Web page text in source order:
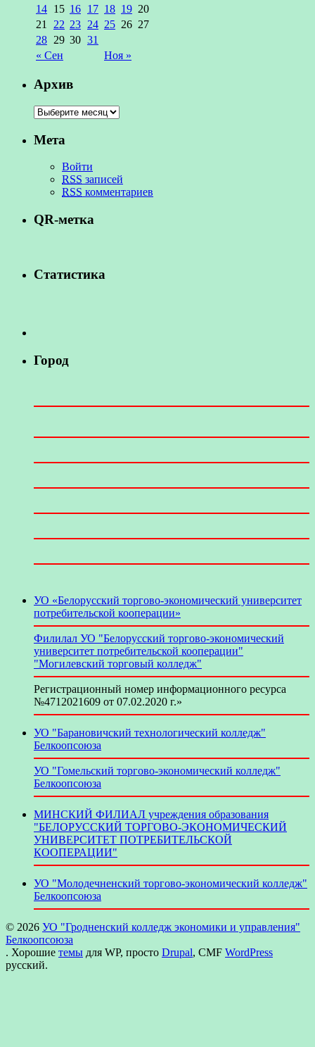
« Сен Ноя »
14 15 16 17 18 19 20
21
22 23 24 25 26 27
28 29 30 31
Архив
Мета
Войти
RSS записей
RSS комментариев
QR-метка
Статистика
Город
УО «Белорусский торгово-экономический университет
потребительской кооперации»
Филилал УО "Белорусский торгово-экономический
университет потребительской кооперации"
"Могилевский торговый колледж"
Регистрационный номер информационного ресурса
№4712021609 от 07.02.2020 г.»
УО "Барановичский технологический колледж"
Белкоопсоюза
УО "Гомельский торгово-экономический колледж"
Белкоопсоюза
МИНСКИЙ ФИЛИАЛ учреждения образования
"БЕЛОРУССКИЙ ТОРГОВО-ЭКОНОМИЧЕСКИЙ
УНИВЕРСИТЕТ ПОТРЕБИТЕЛЬСКОЙ
КООПЕРАЦИИ"
УО "Молодечненский торгово-экономический колледж"
Белкоопсоюза
© 2026 УО "Гродненский колледж экономики и управления"
Белкоопсоюза
. Хорошие темы для WP, просто Drupal, CMF WordPress
русский.